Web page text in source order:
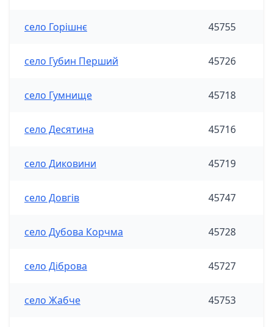
село Горішнє 45755
село Губин Перший 45726
село Гумнище 45718
село Десятина 45716
село Диковини 45719
село Довгів 45747
село Дубова Корчма 45728
село Діброва 45727
село Жабче 45753